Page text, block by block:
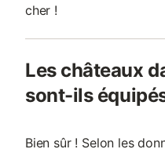
cher !
Les châteaux
sont-ils
Bien sûr ! Selon les